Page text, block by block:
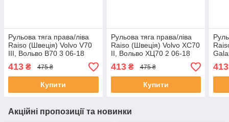
Рульова тяга права/ліва
Raiso (Швеція) Volvo V70
III, Вольво В70 3 06-18
#RL-307250V UAEDFZG4
413 ₴ 475 ₴
Купити
Рульова тяга права/ліва
Raiso (Швеція) Volvo XC70
II, Вольво ХЦ70 2 06-18
#RL-307250V UAIFPJH4
413₴ 475 ₴
Купити
06-
413
Акційні пропозиції та новинки